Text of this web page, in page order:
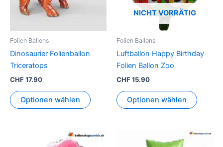
Folien Ballons
Dinosaurier Folienballon
Triceratops
CHF17.90
Optionen wählen
NICHT VORRÄTIG
Folien Ballons
Luftballon Happy Birthday
Folien Ballon Zoo
CHF15.90
Optionen wählen